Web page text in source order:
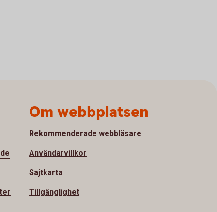
Om webbplatsen
Rekommenderade webbläsare
Användarvillkor
Sajtkarta
Tillgänglighet